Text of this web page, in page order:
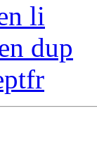
li
dup